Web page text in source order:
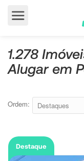
1.278
Alugar em
Ordem:
Destaque